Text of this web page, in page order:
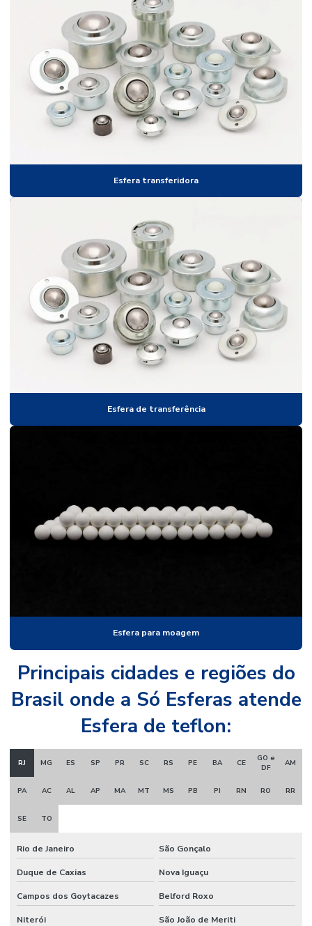
Esferas para campo de malha
Esferas para moinho
Esferas para moinho de bolas
Esferas de nitreto de silício
Esferas de nylon
Esferas de plastico para airsoft
Esferas de poliacetal
Esferas de polipropileno
Esferas de precisão
Esferas para rolamentos
Esferas de silicato de zircônio
Fornecedor de esferas
Loja de esferas de aço
Microesferas de vidro refletivas
Esfera transferidora
Esfera de transferência
Esfera para moagem
Principais cidades e regiões do
Brasil onde a Só Esferas atende
Esfera de teflon:
RJ MG ES SP PR SC RS PE BA CE
GO e
DF
AM
PA AC AL AP MA MT MS PB PI RN RO RR
SE TO
Rio de Janeiro São Gonçalo
Duque de Caxias Nova Iguaçu
Campos dos Goytacazes Belford Roxo
Niterói São João de Meriti